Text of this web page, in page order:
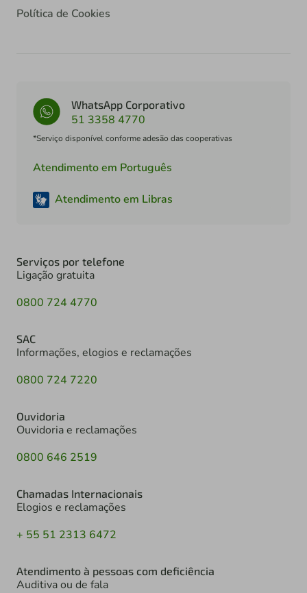
Política de Cookies
WhatsApp Corporativo
51 3358 4770
*Serviço disponível conforme adesão das cooperativas
Atendimento em Português
Atendimento em Libras
Serviços por telefone
Ligação gratuita
0800 724 4770
SAC
Informações, elogios e reclamações
0800 724 7220
Ouvidoria
Ouvidoria e reclamações
0800 646 2519
Chamadas Internacionais
Elogios e reclamações
+ 55 51 2313 6472
Atendimento à pessoas com deficiência
Auditiva ou de fala